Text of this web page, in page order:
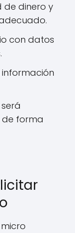
de dinero y
con datos
forma